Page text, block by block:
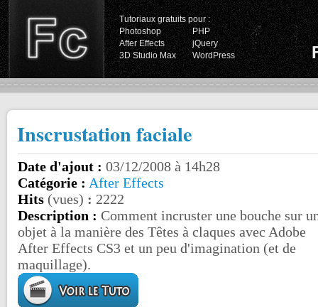
Tutoriaux gratuits pour :
Photoshop
PHP
After Effects
jQuery
3D Studio Max
WordPress
Inscrustation faciale
Date d'ajout : 03/12/2008 à 14h28
Catégorie : After Effects
Hits (vues) : 2222
Description : Comment incruster une bouche sur
objet à la manière des Têtes à claques avec Adobe
After Effects CS3 et un peu d'imagination (et de
maquillage).